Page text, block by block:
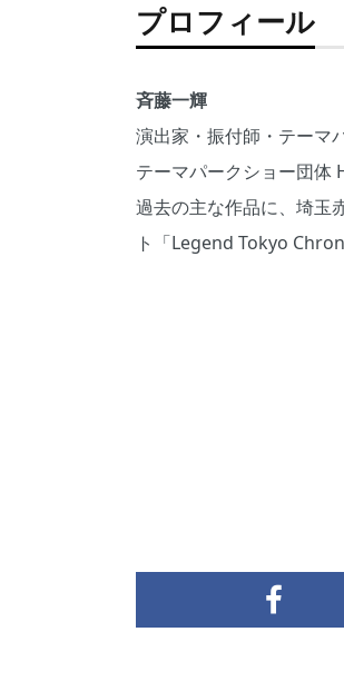
プロフィール
斉藤一輝
演出家・振付師・テーマ
テーマパークショー団体
過去の主な作品に、埼玉
ト「Legend Tokyo